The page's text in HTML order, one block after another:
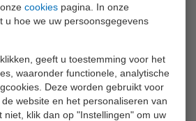
cookies pagina. In onze
u hoe we uw persoonsgegevens
geeft u toestemming voor het
waaronder functionele, analytische
Deze worden gebruikt voor
website en het personaliseren van
niet, klik dan op "Instellingen" om uw